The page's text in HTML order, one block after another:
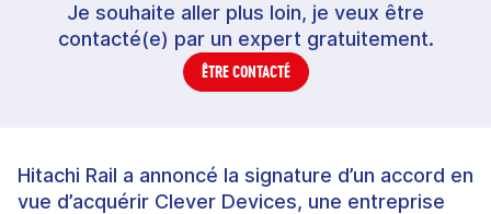
Je souhaite aller plus loin, je veux être
contacté(e) par un expert gratuitement.
ÊTRE CONTACTÉ
Hitachi Rail a annoncé la signature d’un accord en
vue d’acquérir Clever Devices, une entreprise